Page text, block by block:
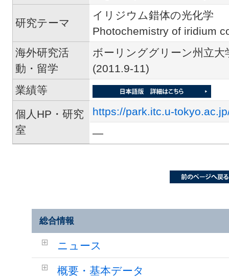
研究テーマ
イリジウム錯体の光化学
Photochemistry of iridium
海外研究活
動・留学
ボーリンググリーン州立
(2011.9-11)
業績等
個人HP・研究
室
https://park.itc.u-
―
総合情報
ニュース
概要・基本データ